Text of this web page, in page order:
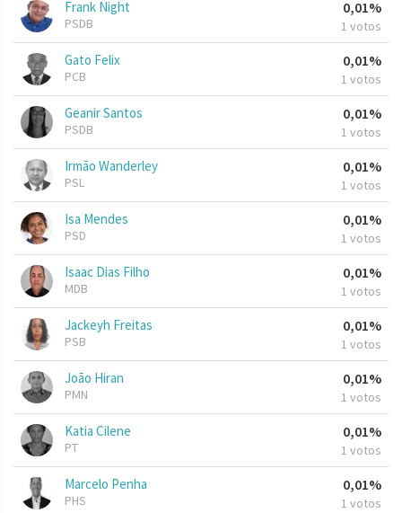
Frank Night
PSDB
0,01%
1 votos
Gato Felix
PCB
0,01%
1 votos
Geanir Santos
PSDB
0,01%
1 votos
Irmão Wanderley
PSL
0,01%
1 votos
Isa Mendes
PSD
0,01%
1 votos
Isaac Dias Filho
MDB
0,01%
1 votos
Jackeyh Freitas
PSB
0,01%
1 votos
João Hiran
PMN
0,01%
1 votos
Katia Cilene
PT
0,01%
1 votos
Marcelo Penha
PHS
0,01%
1 votos